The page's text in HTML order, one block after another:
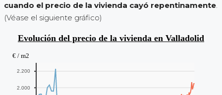
cuando el precio de la vivienda cayó repentinamente.
(Véase el siguiente gráfico)